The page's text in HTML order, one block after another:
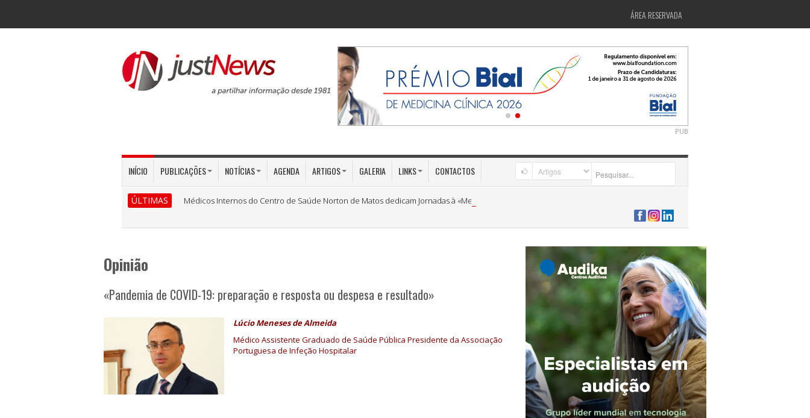
ÁREA RESERVADA
PUB
INÍCIO PUBLICAÇÕES NOTÍCIAS AGENDA ARTIGOS GALERIA LINKS CONTACTOS
ÚLTIMAS Médicos Internos do Centro de Saúde Norton de Matos dedicam Jornadas à «Medicina Preventiva»
Opinião
«Pandemia de COVID-19: preparação e resposta ou despesa e resultado»
Lúcio Meneses de Almeida
Médico Assistente Graduado de Saúde Pública Presidente da Associação
Portuguesa de Infeção Hospitalar